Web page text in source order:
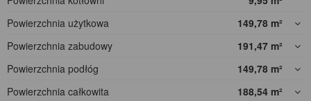
Powierzchnia użytkowa
149,78 m²
Powierzchnia zabudowy
191,47 m²
Powierzchnia podłóg
149,78 m²
Powierzchnia całkowita
188,54 m²